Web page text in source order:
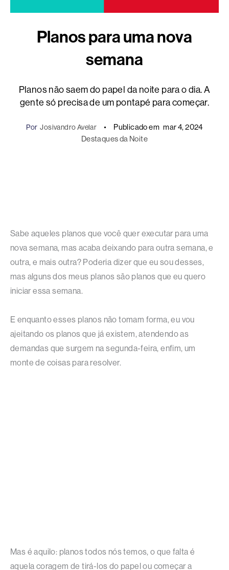
Planos para uma nova
semana
Planos não saem do papel da noite para o dia. A
gente só precisa de um pontapé para começar.
Por Josivandro Avelar Publicado em mar 4, 2024
Destaques da Noite
Sabe aqueles planos que você quer executar para uma
nova semana, mas acaba deixando para outra semana, e
outra, e mais outra? Poderia dizer que eu sou desses,
mas alguns dos meus planos são planos que eu quero
iniciar essa semana.
E enquanto esses planos não tomam forma, eu vou
ajeitando os planos que já existem, atendendo as
demandas que surgem na segunda-feira, enfim, um
monte de coisas para resolver.
Mas é aquilo: planos todos nós temos, o que falta é
aquela coragem de tirá-los do papel ou começar a